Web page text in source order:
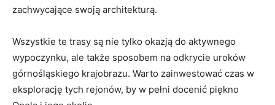
zachwycające swoją architekturą.
Wszystkie⁤ te trasy są nie tylko okazją do aktywnego
wypoczynku, ale także sposobem na odkrycie uroków
górnośląskiego ⁤krajobrazu. Warto zainwestować czas w
eksplorację tych rejonów, by ⁢w pełni docenić piękno